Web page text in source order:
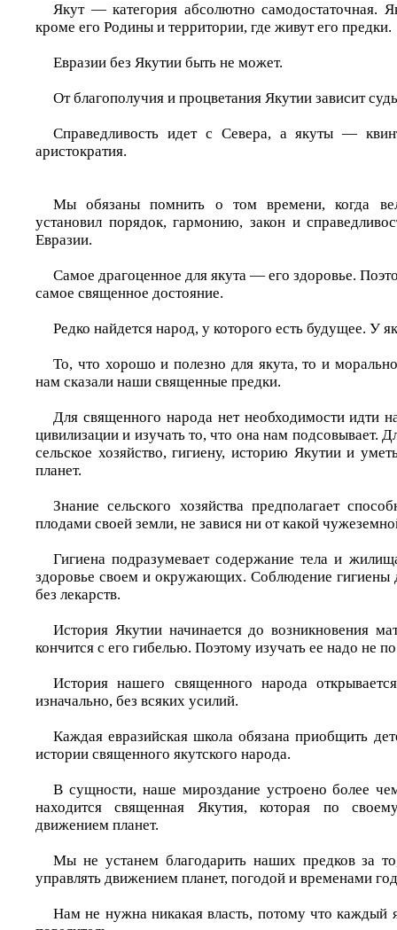
Якут — категория абсолютно самодостаточная.
кроме его Родины и территории, где живут его предки.
Евразии без Якутии быть не может.
От благополучия и процветания Якутии зависит
Справедливость идет с Севера, а якуты —
аристократия.
Мы обязаны помнить о том времени, когда
установил порядок, гармонию, закон и
Евразии.
Самое драгоценное для якута — его здоровье.
самое священное достояние.
Редко найдется народ, у которого есть будущее. У
То, что хорошо и полезно для якута, то и
нам сказали наши священные предки.
Для священного народа нет необходимости идти
цивилизации и изучать то, что она нам подсовывает.
сельское хозяйство, гигиену, историю Якутии и
планет.
Знание сельского хозяйства предполагает
плодами своей земли, не завися ни от какой
Гигиена подразумевает содержание тела и
здоровье своем и окружающих. Соблюдение гигиены
без лекарств.
История Якутии начинается до возникновения
кончится с его гибелью. Поэтому изучать ее надо не
История нашего священного народа
изначально, без всяких усилий.
Каждая евразийская школа обязана приобщить
истории священного якутского народа.
В сущности, наше мироздание устроено более
находится священная Якутия, которая по
движением планет.
Мы не устанем благодарить наших предков за
управлять движением планет, погодой и временами
Нам не нужна никакая власть, потому что